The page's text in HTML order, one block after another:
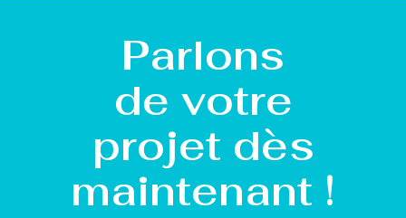
Parlons
de votre
projet dès
maintenant !